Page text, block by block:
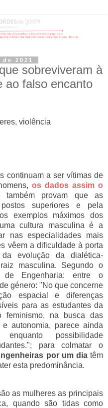
2021
sobreviveram à
ao falso encanto
violência
continuam a ser vítimas de
os dados assim o
provam que as
superiores e pela
exemplos máximos dos
cultura masculina é a
nas especialidades mais
vêem a dificuldade à porta
da evolução da dialética-
masculina. Segundo o
de Engenharia: entre o
género: "No que concerne
espacial e diferenças
para as estudantes da
feminismo, na busca das
autonomia, parece ainda
possibilidade
para colmatar o
por um diatêm
esta predominância.
as mulheres as principais
quando são tidas como